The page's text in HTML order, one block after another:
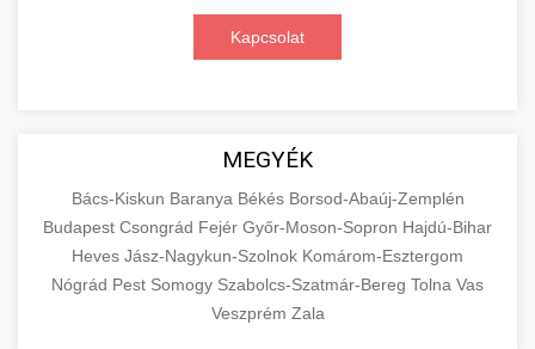
Kapcsolat
MEGYÉK
Bács-Kiskun Baranya Békés Borsod-Abaúj-Zemplén
Budapest Csongrád Fejér Győr-Moson-Sopron Hajdú-Bihar
Heves Jász-Nagykun-Szolnok Komárom-Esztergom
Nógrád Pest Somogy Szabolcs-Szatmár-Bereg Tolna Vas
Veszprém Zala